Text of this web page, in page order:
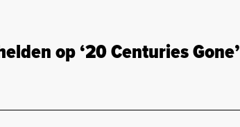
op ‘20 Centuries Gone’